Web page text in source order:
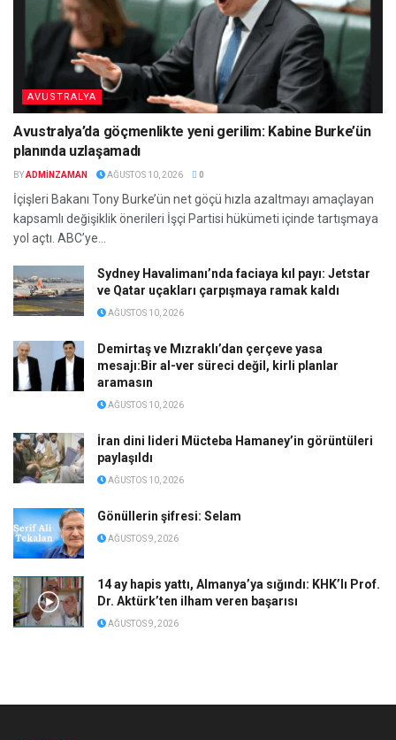
AVUSTRALYA
Avustralya’da göçmenlikte yeni gerilim: Kabine Burke’ün
planında uzlaşamadı
BYADMINZAMAN AĞUSTOS 10, 2026 0
İçişleri Bakanı Tony Burke’ün net göçü hızla azaltmayı amaçlayan
kapsamlı değişiklik önerileri İşçi Partisi hükümeti içinde tartışmaya
yol açtı. ABC’ye...
Sydney Havalimanı’nda faciaya kıl payı: Jetstar
ve Qatar uçakları çarpışmaya ramak kaldı
AĞUSTOS 10, 2026
Demirtaş ve Mızraklı’dan çerçeve yasa
mesajı:Bir al-ver süreci değil, kirli planlar
aramasın
AĞUSTOS 10, 2026
İran dini lideri Mücteba Hamaney’in görüntüleri
paylaşıldı
AĞUSTOS 10, 2026
Gönüllerin şifresi: Selam
AĞUSTOS 9, 2026
14 ay hapis yattı, Almanya’ya sığındı: KHK’lı Prof.
Dr. Aktürk’ten ilham veren başarısı
AĞUSTOS 9, 2026